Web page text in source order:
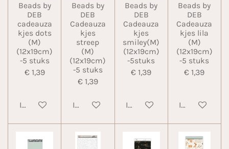
Beads by
DEB
cadeauza
kjes dots
(M)
(12x19cm)
-5 stuks
€ 1,39
In winkelwagen
Beads by
DEB
Cadeauza
kjes
streep
(M)
(12x19cm)
-5 stuks
€ 1,39
In winkelwagen
Beads by
DEB
Cadeauza
kjes
smiley(M)
(12x19cm)
-5stuks
€ 1,39
In winkelwagen
Beads by
DEB
Cadeauza
kjes lila
(M)
(12x19cm)
-5 stuks
€ 1,39
In